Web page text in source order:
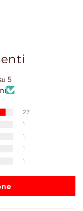
5
27
1
1
1
1